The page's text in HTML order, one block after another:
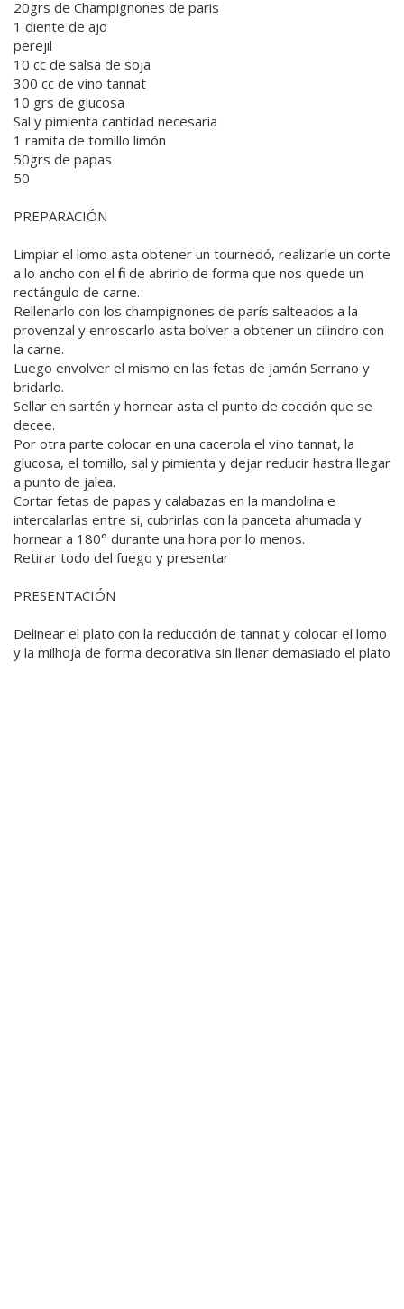
20grs de Champignones de paris
1 diente de ajo
perejil
10 cc de salsa de soja
300 cc de vino tannat
10 grs de glucosa
Sal y pimienta cantidad necesaria
1 ramita de tomillo limón
50grs de papas
50
PREPARACIÓN
Limpiar el lomo asta obtener un tournedó, realizarle un corte
a lo ancho con el fin de abrirlo de forma que nos quede un
rectángulo de carne.
Rellenarlo con los champignones de parís salteados a la
provenzal y enroscarlo asta bolver a obtener un cilindro con
la carne.
Luego envolver el mismo en las fetas de jamón Serrano y
bridarlo.
Sellar en sartén y hornear asta el punto de cocción que se
decee.
Por otra parte colocar en una cacerola el vino tannat, la
glucosa, el tomillo, sal y pimienta y dejar reducir hastra llegar
a punto de jalea.
Cortar fetas de papas y calabazas en la mandolina e
intercalarlas entre si, cubrirlas con la panceta ahumada y
hornear a 180° durante una hora por lo menos.
Retirar todo del fuego y presentar
PRESENTACIÓN
Delinear el plato con la reducción de tannat y colocar el lomo
y la milhoja de forma decorativa sin llenar demasiado el plato